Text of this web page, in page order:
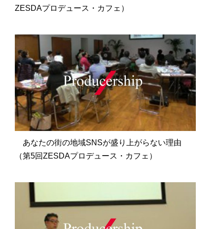
ZESDAプロデュース・カフェ）
あなたの街の地域SNSが盛り上がらない理由
（第5回ZESDAプロデュース・カフェ）